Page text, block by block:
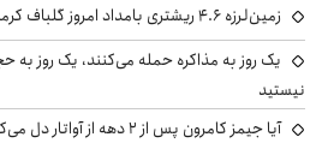
زمین‌لرزه ۴.۶ ریشتری بامداد امروز گلباف کرمان را لرزاند
یک روز به مذاکره حمله می‌کنند، یک روز به
نیستید
آیا جیمز کامرون پس از ۲ دهه از آواتار دل می‌کند؟